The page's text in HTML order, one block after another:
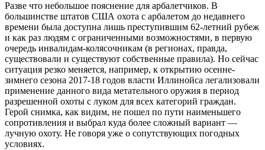
Разве что небольшое пояснение для арбалетчиков. В
большинстве штатов США охота с арбалетом до недавнего
времени была доступна лишь преступившим 62-летний рубеж
и как раз людям с ограниченными возможностями, в первую
очередь инвалидам-колясочникам (в регионах, правда,
существовали и существуют собственные правила). Но сейчас
ситуация резко меняется, например, к открытию осенне-
зимнего сезона 2017-18 годов власти Иллинойса легализовали
применение данного вида метательного оружия в период
разрешенной охоты с луком для всех категорий граждан.
Герой снимка, как видим, не пошел по пути наименьшего
сопротивления и выбрал куда более сложный вариант —
лучную охоту. Не говоря уже о сопутствующих погодных
условиях.